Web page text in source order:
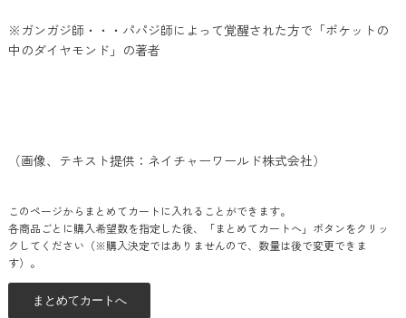
※ガンガジ師・・・パパジ師によって覚醒された方で「ポケットの
中のダイヤモンド」の著者
（画像、テキスト提供：ネイチャーワールド株式会社）
このページからまとめてカートに入れることができます。
各商品ごとに購入希望数を指定した後、「まとめてカートへ」ボタンをクリッ
クしてください（※購入決定ではありませんので、数量は後で変更できま
す）。